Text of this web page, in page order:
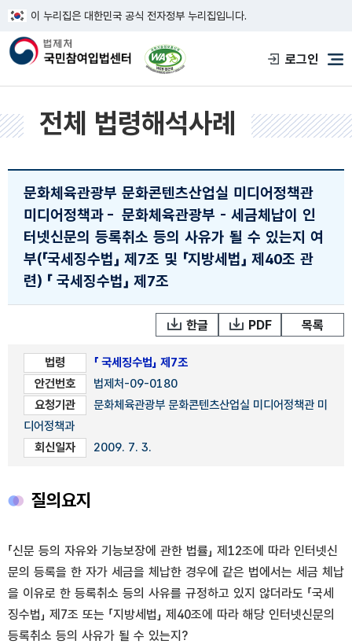
이 누리집은 대한민국 공식 전자정부 누리집입니다.
한국웹접근성인증평가원 웹접근성 사이
로그인
메
전체 법령해석사례
문화체육관광부 문화콘텐츠산업실 미디어정책관
미디어정책과 - 문화체육관광부 - 세금체납이 인
터넷신문의 등록취소 등의 사유가 될 수 있는지 여
부(「국세징수법」 제7조 및 「지방세법」 제40조 관
련) 「 국세징수법」 제7조
한글 PDF 목록
법령
「 국세징수법」 제7조
안건번호
법제처-09-0180
요청기관
문화체육관광부 문화콘텐츠산업실 미디어정책관 미
디어정책과
회신일자
2009. 7. 3.
질의요지
「신문 등의 자유와 기능보장에 관한 법률」 제12조에 따라 인터넷신
문의 등록을 한 자가 세금을 체납한 경우에 같은 법에서는 세금 체납
을 이유로 한 등록취소 등의 사유를 규정하고 있지 않더라도 「국세
징수법」 제7조 또는 「지방세법」 제40조에 따라 해당 인터넷신문의
등록취소 등의 사유가 될 수 있는지?